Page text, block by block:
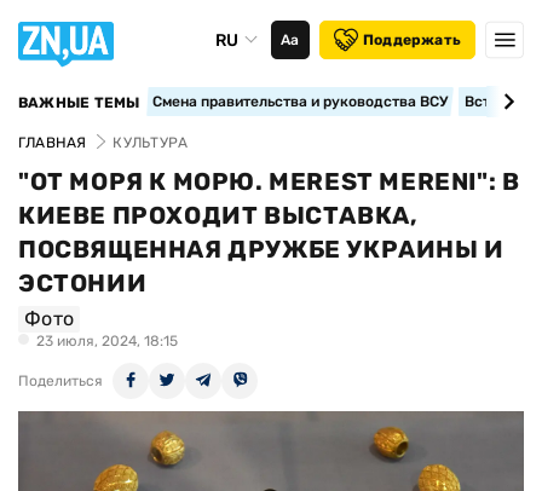
RU Аа Поддержать
ВАЖНЫЕ ТЕМЫ Смена правительства и руководства ВСУ
ГЛАВНАЯ КУЛЬТУРА
"ОТ МОРЯ К МОРЮ. MEREST MERENI": В
КИЕВЕ ПРОХОДИТ ВЫСТАВКА,
ПОСВЯЩЕННАЯ ДРУЖБЕ УКРАИНЫ И
ЭСТОНИИ
Фото
23 июля, 2024, 18:15
Поделиться